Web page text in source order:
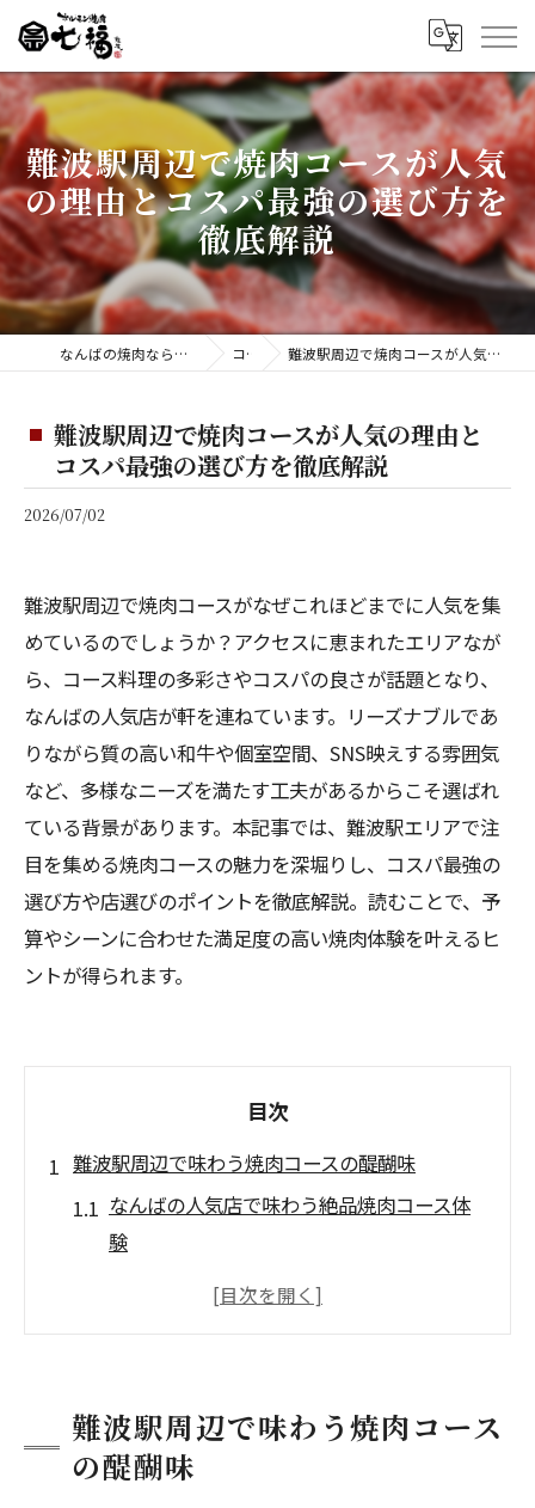
難波駅周辺で焼肉コースが人気
の理由とコスパ最強の選び方を
徹底解説
なんばの焼肉ならホルモン焼肉 七福 難波店 コラム 難波駅周辺で焼肉コースが人気の理由とコスパ最強の選び方を徹底解説
難波駅周辺で焼肉コースが人気の理由と
コスパ最強の選び方を徹底解説
2026/07/02
難波駅周辺で焼肉コースがなぜこれほどまでに人気を集
めているのでしょうか？アクセスに恵まれたエリアなが
ら、コース料理の多彩さやコスパの良さが話題となり、
なんばの人気店が軒を連ねています。リーズナブルであ
りながら質の高い和牛や個室空間、SNS映えする雰囲気
など、多様なニーズを満たす工夫があるからこそ選ばれ
ている背景があります。本記事では、難波駅エリアで注
目を集める焼肉コースの魅力を深堀りし、コスパ最強の
選び方や店選びのポイントを徹底解説。読むことで、予
算やシーンに合わせた満足度の高い焼肉体験を叶えるヒ
ントが得られます。
目次
難波駅周辺で味わう焼肉コースの醍醐味
なんばの人気店で味わう絶品焼肉コース体
験
個室完備の難波焼肉コースが選ばれる理由
食べ放題も楽しめる難波駅周辺の人気店紹
介
難波駅周辺で味わう焼肉コース
の醍醐味